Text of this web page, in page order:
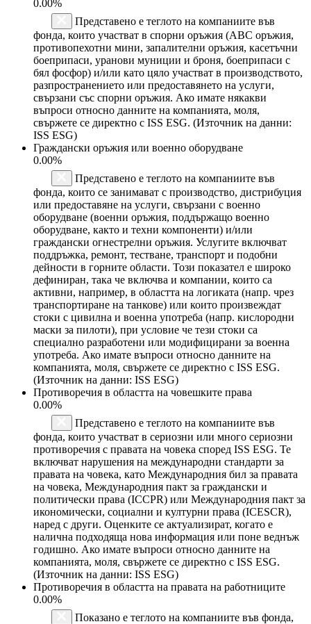
0.00%
Представено е теглото на компаниите във
фонда, които участват в спорни оръжия (ABC оръжия,
противопехотни мини, запалителни оръжия, касетъчни
боеприпаси, уранови муниции и броня, боеприпаси с
бял фосфор) и/или като цяло участват в производството,
разпространението или предоставянето на услуги,
свързани със спорни оръжия. Ако имате някакви
въпроси относно данните на компанията, моля,
свържете се директно с ISS ESG. (Източник на данни:
ISS ESG)
Граждански оръжия или военно оборудване
0.00%
Представено е теглото на компаниите във
фонда, които се занимават с производство, дистрибуция
или предоставяне на услуги, свързани с военно
оборудване (военни оръжия, поддържащо военно
оборудване, както и техни компоненти) и/или
граждански огнестрелни оръжия. Услугите включват
поддръжка, ремонт, тестване, транспорт и подобни
дейности в горните области. Този показател е широко
дефиниран, така че включва и компании, които са
активни, например, в областта на логиката (напр. чрез
транспортиране на танкове) или които произвеждат
стоки с цивилна и военна употреба (напр. кислородни
маски за пилоти), при условие че тези стоки са
специално разработени или модифицирани за военна
употреба. Ако имате въпроси относно данните на
компанията, моля, свържете се директно с ISS ESG.
(Източник на данни: ISS ESG)
Противоречия в областта на човешките права
0.00%
Представено е теглото на компаниите във
фонда, които участват в сериозни или много сериозни
противоречия с правата на човека според ISS ESG. Те
включват нарушения на международни стандарти за
правата на човека, като Международния бил за правата
на човека, Международния пакт за граждански и
политически права (ICCPR) или Международния пакт за
икономически, социални и културни права (ICESCR),
наред с други. Оценките се актуализират, когато е
налична подходяща нова информация или поне веднъж
годишно. Ако имате въпроси относно данните на
компанията, моля, свържете се директно с ISS ESG.
(Източник на данни: ISS ESG)
Противоречия в областта на правата на работниците
0.00%
Показано е теглото на компаниите във фонда,